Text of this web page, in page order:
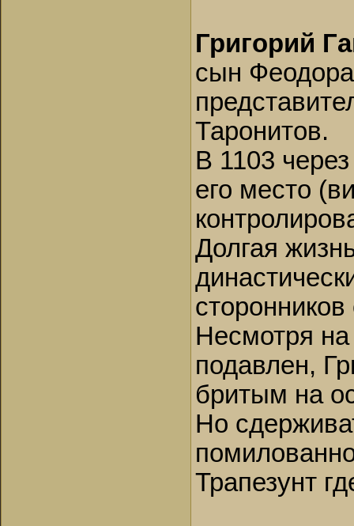
Григорий
сын
Таронитов.
В 1103
его место
Долгая
Несмотря
подавлен,
бритым на
Но
Трапезунт